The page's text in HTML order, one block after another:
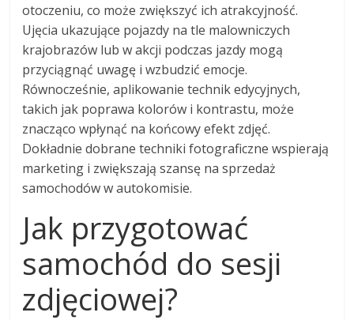
otoczeniu, co może zwiększyć ich atrakcyjność.
Ujęcia ukazujące pojazdy na tle malowniczych
krajobrazów lub w akcji podczas jazdy mogą
przyciągnąć uwagę i wzbudzić emocje.
Równocześnie, aplikowanie technik edycyjnych,
takich jak poprawa kolorów i kontrastu, może
znacząco wpłynąć na końcowy efekt zdjęć.
Dokładnie dobrane techniki fotograficzne wspierają
marketing i zwiększają szansę na sprzedaż
samochodów w autokomisie.
Jak przygotować
samochód do sesji
zdjęciowej?